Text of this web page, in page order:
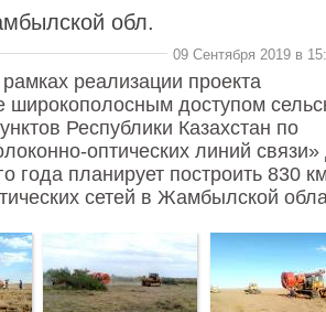
обл.
09 Сентября 2019 в
реализации проекта
широкополосным доступом
Республики Казахстан по
оптических линий связи»
года планирует построить 830
сетей в Жамбылской